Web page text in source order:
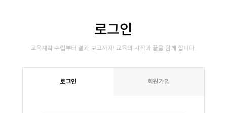
로그인
교육계획 수립부터 결과 보고까지! 교육의 시작과 끝을 함께 합니다.
로그인 회원가입